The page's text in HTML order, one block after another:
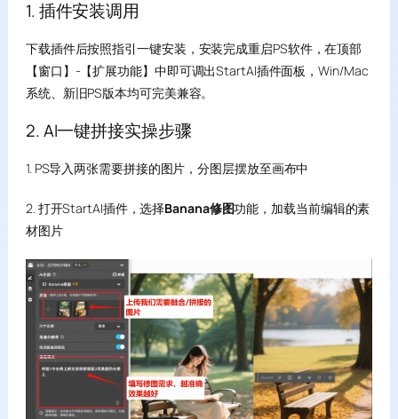
1. 插件安装调用
下载插件后按照指引一键安装，安装完成重启PS软件，在顶部
【窗口】-【扩展功能】中即可调出StartAI插件面板，Win/Mac
系统、新旧PS版本均可完美兼容。
2. AI一键拼接实操步骤
1. PS导入两张需要拼接的图片，分图层摆放至画布中
2. 打开StartAI插件，选择Banana修图功能，加载当前编辑的素
材图片